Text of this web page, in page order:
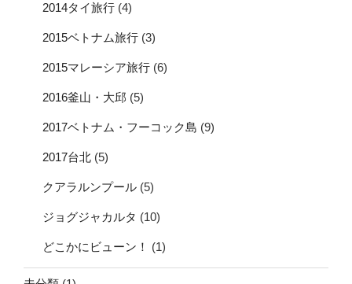
2014タイ旅行 (4)
2015ベトナム旅行 (3)
2015マレーシア旅行 (6)
2016釜山・大邱 (5)
2017ベトナム・フーコック島 (9)
2017台北 (5)
クアラルンプール (5)
ジョグジャカルタ (10)
どこかにビューン！ (1)